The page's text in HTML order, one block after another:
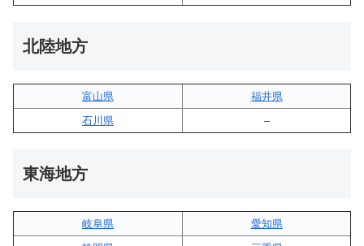
北陸地方
富山県
福井県
石川県
–
東海地方
岐阜県
愛知県